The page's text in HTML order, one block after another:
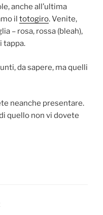
anche all’ultima
il totogiro. Venite,
– rosa, rossa (bleah),
tappa.
da sapere, ma quelli
neanche presentare.
quello non vi dovete